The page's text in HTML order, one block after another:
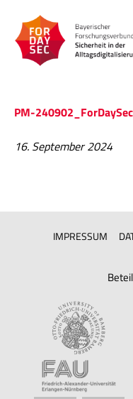
Inhalt
springen
PM-
16. September 2024
IMPRESSUM